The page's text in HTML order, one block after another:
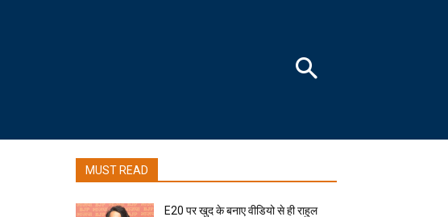
MUST READ
E20 पर खुद के बनाए वीडियो से ही राहुल